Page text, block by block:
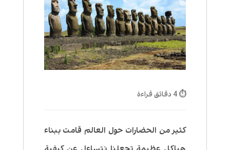
⏱ 4 دقائق قراءة
كثير من الحضارات حول العالم قامت ببناء